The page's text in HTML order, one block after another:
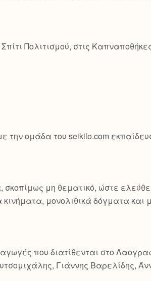
Πολιτισμού, στις
την ομάδα του seikilo.com
μη θεματικό, ώστε
μονολιθικά δόγματα και
που διατίθενται στο
Γιάννης Βαρελίδης,